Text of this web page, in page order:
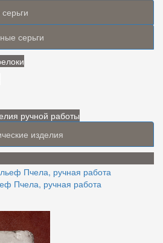
серьги
ручной работы
изделия
Пчела, ручная работа